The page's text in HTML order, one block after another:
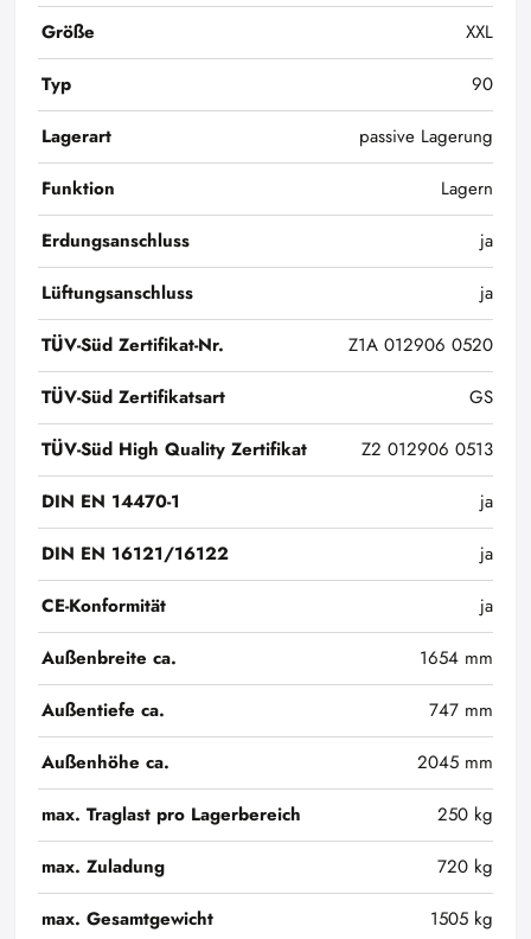
Größe
XXL
Typ
90
Lagerart
passive Lagerung
Funktion
Lagern
Erdungsanschluss
ja
Lüftungsanschluss
ja
TÜV-Süd Zertifikat-Nr.
Z1A 012906 0520
TÜV-Süd Zertifikatsart
GS
TÜV-Süd High Quality Zertifikat
Z2 012906 0513
DIN EN 14470-1
ja
DIN EN 16121/16122
ja
CE-Konformität
ja
Außenbreite ca.
1654 mm
Außentiefe ca.
747 mm
Außenhöhe ca.
2045 mm
max. Traglast pro Lagerbereich
250 kg
max. Zuladung
720 kg
max. Gesamtgewicht
1505 kg